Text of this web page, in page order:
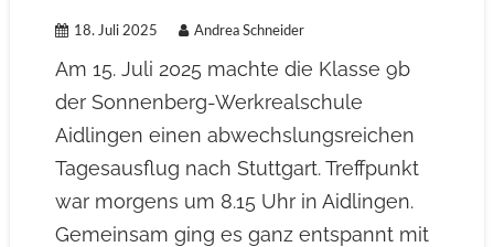
18. Juli 2025 Andrea Schneider
Am 15. Juli 2025 machte die Klasse 9b
der Sonnenberg-Werkrealschule
Aidlingen einen abwechslungsreichen
Tagesausflug nach Stuttgart. Treffpunkt
war morgens um 8.15 Uhr in Aidlingen.
Gemeinsam ging es ganz entspannt mit